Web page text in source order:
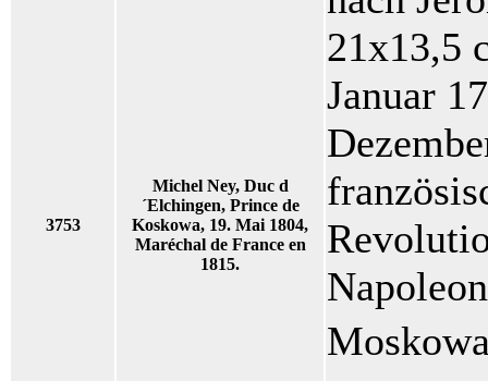
3753
Michel Ney, Duc d
´Elchingen, Prince de
Koskowa, 19. Mai 1804,
Maréchal de France en
1815.
21x13,5
Januar